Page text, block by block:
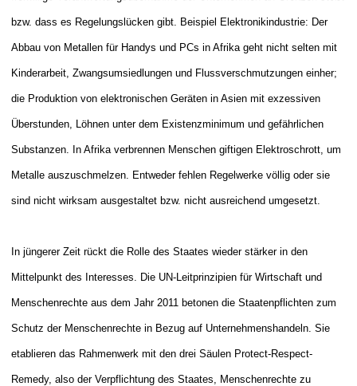
bzw. dass es Regelungslücken gibt. Beispiel Elektronikindustrie: Der
Abbau von Metallen für Handys und PCs in Afrika geht nicht selten mit
Kinderarbeit, Zwangsumsiedlungen und Flussverschmutzungen einher;
die Produktion von elektronischen Geräten in Asien mit exzessiven
Überstunden, Löhnen unter dem Existenzminimum und gefährlichen
Substanzen. In Afrika verbrennen Menschen giftigen Elektroschrott, um
Metalle auszuschmelzen. Entweder fehlen Regelwerke völlig oder sie
sind nicht wirksam ausgestaltet bzw. nicht ausreichend umgesetzt.
In jüngerer Zeit rückt die Rolle des Staates wieder stärker in den
Mittelpunkt des Interesses. Die UN-Leitprinzipien für Wirtschaft und
Menschenrechte aus dem Jahr 2011 betonen die Staatenpflichten zum
Schutz der Menschenrechte in Bezug auf Unternehmenshandeln. Sie
etablieren das Rahmenwerk mit den drei Säulen Protect-Respect-
Remedy, also der Verpflichtung des Staates, Menschenrechte zu